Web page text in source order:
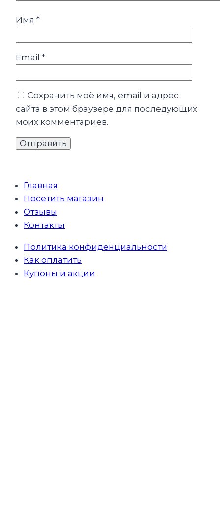
Имя *
Email *
Сохранить моё имя, email и адрес
сайта в этом браузере для последующих
моих комментариев.
Главная
Посетить магазин
Отзывы
Контакты
Политика конфиденциальности
Как оплатить
Купоны и акции